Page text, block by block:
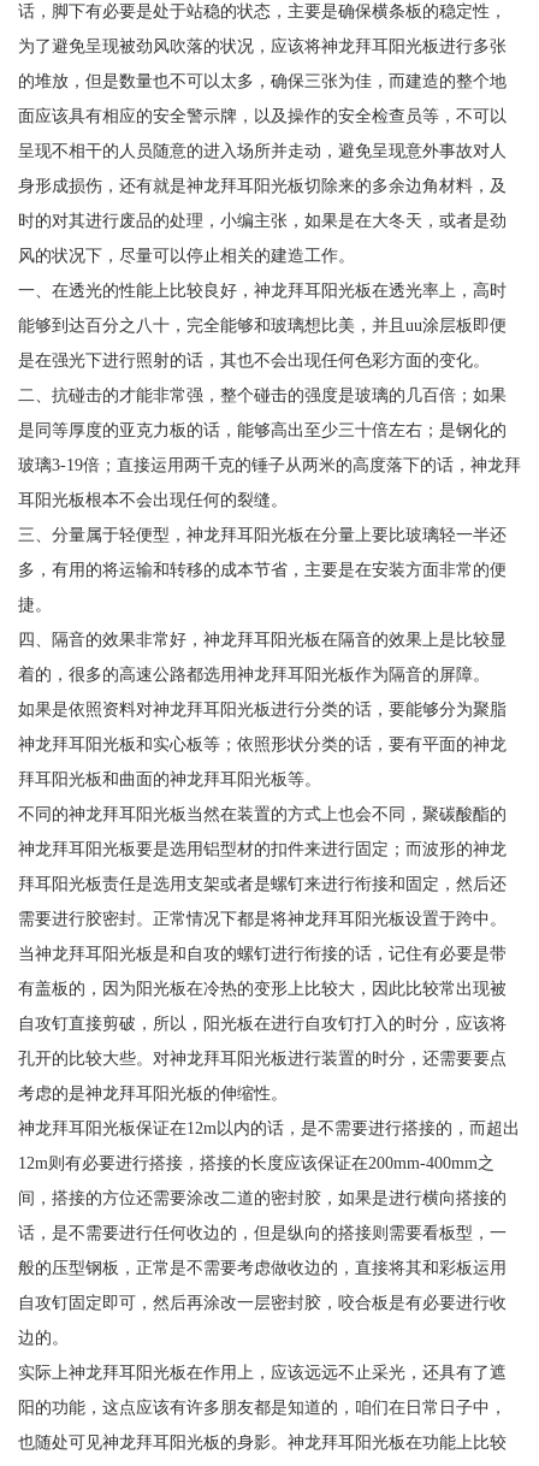
话，脚下有必要是处于站稳的状态，主要是确保横条板的稳定性，
为了避免呈现被劲风吹落的状况，应该将神龙拜耳阳光板进行多张
的堆放，但是数量也不可以太多，确保三张为佳，而建造的整个地
面应该具有相应的安全警示牌，以及操作的安全检查员等，不可以
呈现不相干的人员随意的进入场所并走动，避免呈现意外事故对人
身形成损伤，还有就是神龙拜耳阳光板切除来的多余边角材料，及
时的对其进行废品的处理，小编主张，如果是在大冬天，或者是劲
风的状况下，尽量可以停止相关的建造工作。
一、在透光的性能上比较良好，神龙拜耳阳光板在透光率上，高时
能够到达百分之八十，完全能够和玻璃想比美，并且uu涂层板即便
是在强光下进行照射的话，其也不会出现任何色彩方面的变化。
二、抗碰击的才能非常强，整个碰击的强度是玻璃的几百倍；如果
是同等厚度的亚克力板的话，能够高出至少三十倍左右；是钢化的
玻璃3-19倍；直接运用两千克的锤子从两米的高度落下的话，神龙拜
耳阳光板根本不会出现任何的裂缝。
三、分量属于轻便型，神龙拜耳阳光板在分量上要比玻璃轻一半还
多，有用的将运输和转移的成本节省，主要是在安装方面非常的便
捷。
四、隔音的效果非常好，神龙拜耳阳光板在隔音的效果上是比较显
着的，很多的高速公路都选用神龙拜耳阳光板作为隔音的屏障。
如果是依照资料对神龙拜耳阳光板进行分类的话，要能够分为聚脂
神龙拜耳阳光板和实心板等；依照形状分类的话，要有平面的神龙
拜耳阳光板和曲面的神龙拜耳阳光板等。
不同的神龙拜耳阳光板当然在装置的方式上也会不同，聚碳酸酯的
神龙拜耳阳光板要是选用铝型材的扣件来进行固定；而波形的神龙
拜耳阳光板责任是选用支架或者是螺钉来进行衔接和固定，然后还
需要进行胶密封。正常情况下都是将神龙拜耳阳光板设置于跨中。
当神龙拜耳阳光板是和自攻的螺钉进行衔接的话，记住有必要是带
有盖板的，因为阳光板在冷热的变形上比较大，因此比较常出现被
自攻钉直接剪破，所以，阳光板在进行自攻钉打入的时分，应该将
孔开的比较大些。对神龙拜耳阳光板进行装置的时分，还需要要点
考虑的是神龙拜耳阳光板的伸缩性。
神龙拜耳阳光板保证在12m以内的话，是不需要进行搭接的，而超出
12m则有必要进行搭接，搭接的长度应该保证在200mm-400mm之
间，搭接的方位还需要涂改二道的密封胶，如果是进行横向搭接的
话，是不需要进行任何收边的，但是纵向的搭接则需要看板型，一
般的压型钢板，正常是不需要考虑做收边的，直接将其和彩板运用
自攻钉固定即可，然后再涂改一层密封胶，咬合板是有必要进行收
边的。
实际上神龙拜耳阳光板在作用上，应该远远不止采光，还具有了遮
阳的功能，这点应该有许多朋友都是知道的，咱们在日常日子中，
也随处可见神龙拜耳阳光板的身影。神龙拜耳阳光板在功能上比较